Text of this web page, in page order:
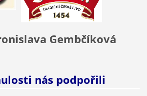
Gembčíková
nás podpořili